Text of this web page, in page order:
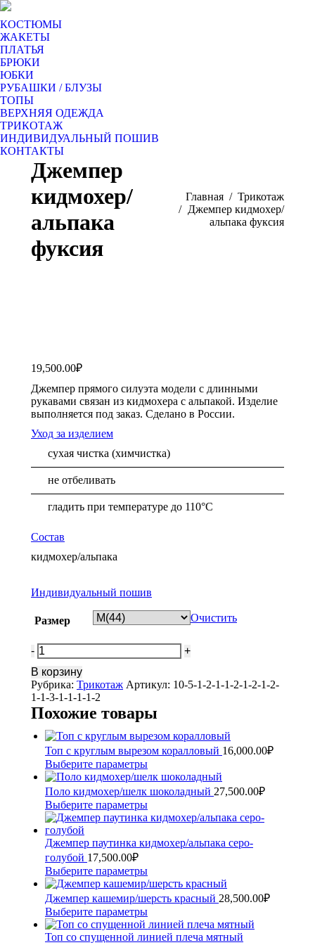
КОСТЮМЫ
ЖАКЕТЫ
ПЛАТЬЯ
БРЮКИ
ЮБКИ
РУБАШКИ / БЛУЗЫ
ТОПЫ
ВЕРХНЯЯ ОДЕЖДА
ТРИКОТАЖ
ИНДИВИДУАЛЬНЫЙ ПОШИВ
КОНТАКТЫ
Джемпер
кидмохер/
альпака
фуксия
Вы здесь:
Главная
Трикотаж
Джемпер кидмохер/
альпака фуксия
19,500.00₽
Джемпер прямого силуэта модели с длинными
рукавами связан из кидмохера с альпакой. Изделие
выполняется под заказ. Сделано в России.
Уход за изделием
сухая чистка (химчистка)
не отбеливать
гладить при температуре до 110°С
Состав
кидмохер/альпака
Индивидуальный пошив
Размер Очистить
Количество
Джемпер
кидмохер/
альпака
фуксия
В корзину
Рубрика: Трикотаж Артикул: 10-5-1-2-1-1-2-1-2-1-2-
1-1-3-1-1-1-1-2
Похожие товары
Топ с круглым вырезом коралловый 16,000.00₽
Выберите параметры
товар
имеет
вариаций.
Опции
можно
выбрать
странице
товара.
Поло кидмохер/шелк шоколадный 27,500.00₽
Выберите параметры
товар
несколько
можно
выбрать
на
странице
товара.
Джемпер паутинка кидмохер/альпака серо-
голубой 17,500.00₽
Выберите параметры
товар
имеет
вариаций.
Опции
Джемпер кашемир/шерсть красный 28,500.00₽
Выберите параметры
товар
имеет
Топ со спущенной линией плеча мятный